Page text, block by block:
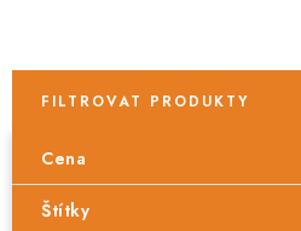
FILTROVAT PRODUKTY
Cena
Štítky